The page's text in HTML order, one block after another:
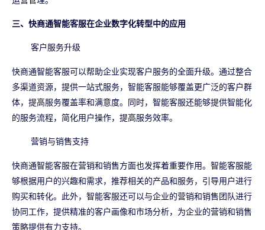
三、快商通智能客服在企业数字化转型中的应用
客户服务升级
快商通智能客服可以帮助企业实现客户服务的全面升级。通过整合
多渠道资源，提供一站式服务，智能客服能够覆盖更广泛的客户群
体，提高服务覆盖率和满意度。同时，智能客服还能够提供智能化
的服务流程，简化用户操作，提高服务效率。
营销与销售支持
快商通智能客服在营销和销售方面也发挥着重要作用。智能客服能
够根据用户的兴趣和需求，推荐相关的产品和服务，引导用户进行
购买和转化。此外，智能客服还可以与企业的营销和销售团队进行
协同工作，提供精准的客户画像和市场分析，为企业的营销和销售
策略提供有力支持。